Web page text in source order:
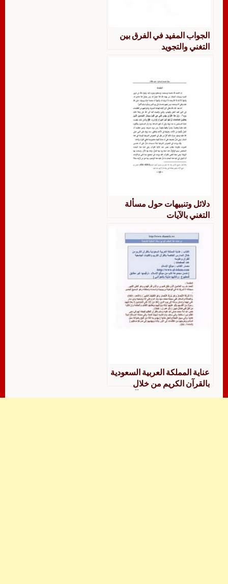
الجواب المفيد في الفرق بين
التغني والتجويد
دلائل وتنبيهات حول مسألة
التغني بالآيات
عناية المملكة العربية السعودية
بالقرآن الكريم من خلال